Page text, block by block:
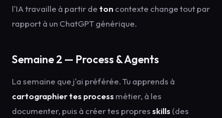
l'IA travaille à partir de ton contexte change tout par
rapport à un ChatGPT générique.
Semaine 2 — Process & Agents
La semaine que j'ai préférée. Tu apprends à
cartographier tes process métier, à les
documenter, puis à créer tes propresskills (des